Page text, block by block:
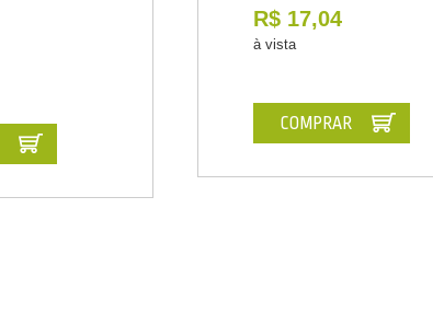
R$ 17,04
à vista
COMPRAR